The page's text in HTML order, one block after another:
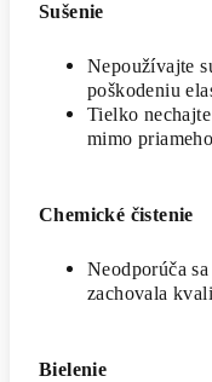
Sušenie
Nepoužívajte
poškodeniu
Tielko
mimo
Chemické čistenie
Neodporúča
zachovala
Bielenie